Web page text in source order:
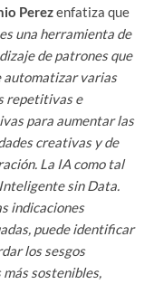
Perezenfatiza que
una herramienta de
de patrones que
automatizar varias
repetitivas e
para aumentar las
creativas y de
La IA como tal
sin Data.
indicaciones
puede identificar
los sesgos
sostenibles,